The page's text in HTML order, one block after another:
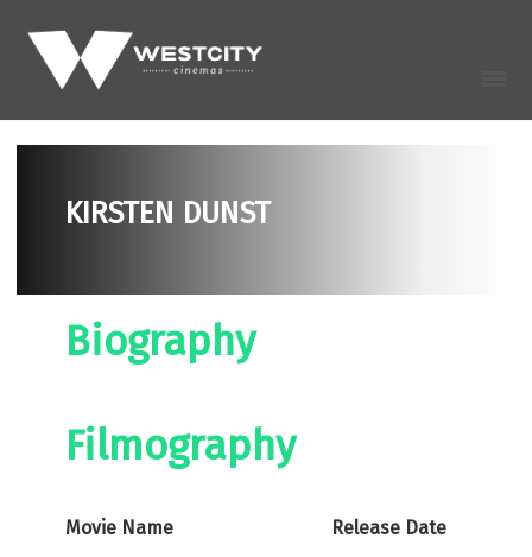
KIRSTEN DUNST
Biography
Filmography
Movie Name Release Date